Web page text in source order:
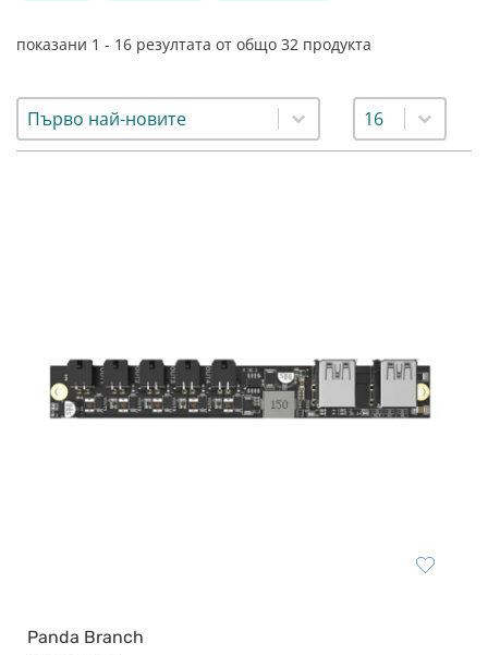
PC
REFILL
Други
Легло за 3D принтер
FEP филми
показани 1 - 16 резултата от общо 32 продукта
Panda Branch